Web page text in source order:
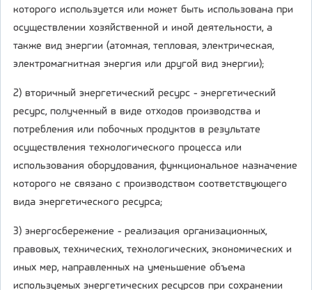
которого используется или может быть использована при
осуществлении хозяйственной и иной деятельности, а
также вид энергии (атомная, тепловая, электрическая,
электромагнитная энергия или другой вид энергии);
2) вторичный энергетический ресурс - энергетический
ресурс, полученный в виде отходов производства и
потребления или побочных продуктов в результате
осуществления технологического процесса или
использования оборудования, функциональное назначение
которого не связано с производством соответствующего
вида энергетического ресурса;
3) энергосбережение - реализация организационных,
правовых, технических, технологических, экономических и
иных мер, направленных на уменьшение объема
используемых энергетических ресурсов при сохранении